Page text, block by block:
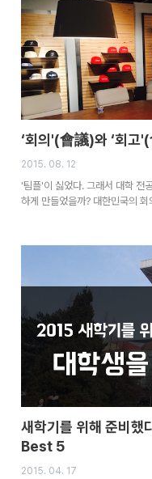
‘회의'(會議)와 ‘회고
2015. 08. 12
'팀플'이 싫었다. 그래서 대학 전
하게 만들었을까? 대한민국의
새학기를 위해 준비했
Best 5
2015. 04. 17